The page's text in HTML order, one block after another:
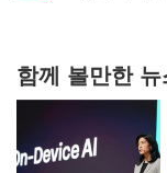
함께 볼만한